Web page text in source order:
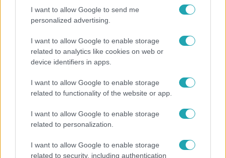
I want to allow Google to send me
personalized advertising.
I want to allow Google to enable storage
related to analytics like cookies on web or
device identifiers in apps.
I want to allow Google to enable storage
related to functionality of the website or app.
I want to allow Google to enable storage
related to personalization.
I want to allow Google to enable storage
related to security, including authentication
Felrobbant egy powerbank, pillanatok alatt porig